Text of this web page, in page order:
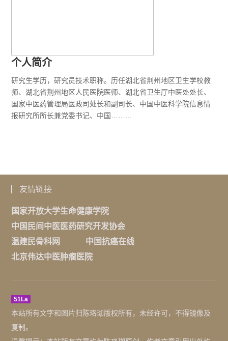
个人简介
研究生学历，研究员技术职称。历任湖北省荆州地区卫生学校教
师、湖北省荆州地区人民医院医师、湖北省卫生厅中医处处长、
国家中医药管理局医政司处长和副司长、中国中医科学院信息情
报研究所所长兼党委书记、中国……...
友情链接
国家开放大学生命健康学院
中国民间中医医药研究开发协会
温建民骨科网
中国抗癌在线
北京伟达中医肿瘤医院
51La
本站所有文字和图片归陈珞珈版权所有，未经许可，不得镜像及
复制。